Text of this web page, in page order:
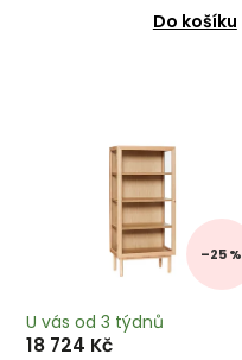
Do košíku
–25 %
U vás od 3 týdnů
18 724 Kč